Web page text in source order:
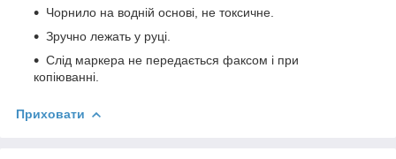
Чорнило на водній основі, не токсичне.
Зручно лежать у руці.
Слід маркера не передається факсом і при
копіюванні.
Приховати